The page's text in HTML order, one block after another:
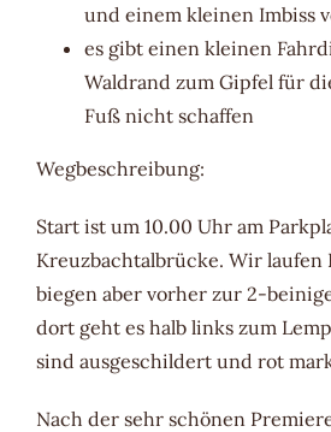
und einem kleinen Imbiss
es gibt einen kleinen
Waldrand zum Gipfel für
Fuß nicht schaffen
Wegbeschreibung:
Start ist um 10.00 Uhr am
Kreuzbachtalbrücke. Wir laufen
biegen aber vorher zur 2-
dort geht es halb links zum
sind ausgeschildert und rot
Nach der sehr schönen